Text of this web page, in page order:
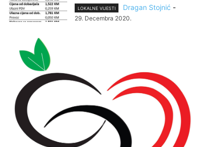
LOKALNE VIJESTI Dragan Stojnić -
29. Decembra 2020.